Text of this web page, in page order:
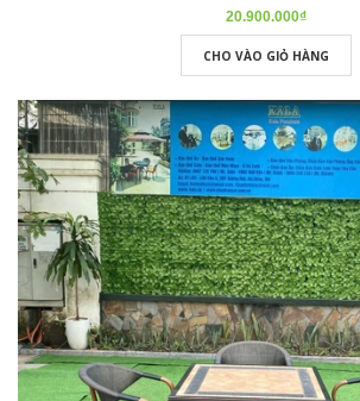
20.900.000₫
CHO VÀO GIỎ HÀNG